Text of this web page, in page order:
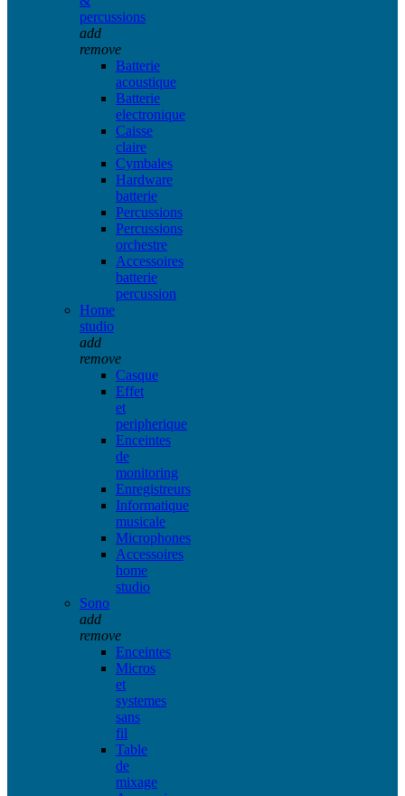
percussions
add
remove
Batterie
acoustique
Batterie
electronique
Caisse
claire
Cymbales
Hardware
batterie
Percussions
Percussions
orchestre
Accessoires
batterie
percussion
Home
studio
add
remove
Casque
Effet
et
peripherique
Enceintes
de
monitoring
Enregistreurs
Informatique
musicale
Microphones
Accessoires
home
studio
Sono
add
remove
Enceintes
Micros
et
systemes
sans
fil
Table
de
mixage